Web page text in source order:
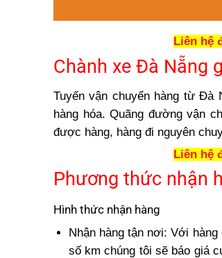
Liên hệ
Chành xe Đà Nẵng
Tuyến vận chuyển hàng từ Đà
hàng hóa. Quãng đường vận
được hàng, hàng đi nguyên
Liên hệ
Phương thức nhận
Hình thức nhận hàng
Nhận hàng tận nơi: Với
số km chúng tôi sẽ báo giá